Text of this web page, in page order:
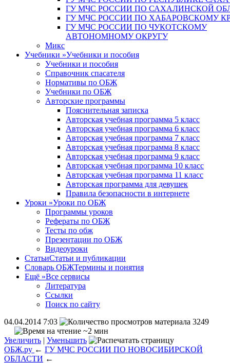
ГУ МЧС РОССИИ ПО САХАЛИНСКОЙ
ГУ МЧС РОССИИ ПО ХАБАРОВСКОМУ
ГУ МЧС РОССИИ ПО ЧУКОТСКОМУ
АВТОНОМНОМУ ОКРУГУ
Микс
Учебники »Учебники и пособия
Учебники и пособия
Справочник спасателя
Нормативы по ОБЖ
Учебники по ОБЖ
Авторские программы
Пояснительная записка
Авторская учебная программа 5 класс
Авторская учебная программа 6 класс
Авторская учебная программа 7 класс
Авторская учебная программа 8 класс
Авторская учебная программа 9 класс
Авторская учебная программа 10 класс
Авторская учебная программа 11 класс
Авторская программа для девушек
Правила безопасности в интернете
Уроки »Уроки по ОБЖ
Программы уроков
Рефераты по ОБЖ
Тесты по обж
Презентации по ОБЖ
Видеоуроки
СтатьиСтатьи и публикации
Словарь ОБЖТермины и понятия
Ещё »Все сервисы
Литература
Ссылки
Поиск по сайту
04.04.2014 7:03
3249
~2 мин
Увеличить | Уменьшить
ОБЖ.ру ← ГУ МЧС РОССИИ ПО НОВОСИБИРСКОЙ
ОБЛАСТИ ←